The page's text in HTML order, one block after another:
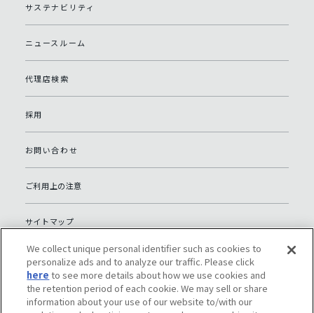
サステナビリティ
ニュースルーム
代理店検索
採用
お問い合わせ
ご利用上の注意
サイトマップ
グローバルプライバシーポリシー
個人情報保護への取り組み（日本）
We collect unique personal identifier such as cookies to
personalize ads and to analyze our traffic. Please click
here to see more details about how we use cookies and
the retention period of each cookie. We may sell or share
information about your use of our website to/with our